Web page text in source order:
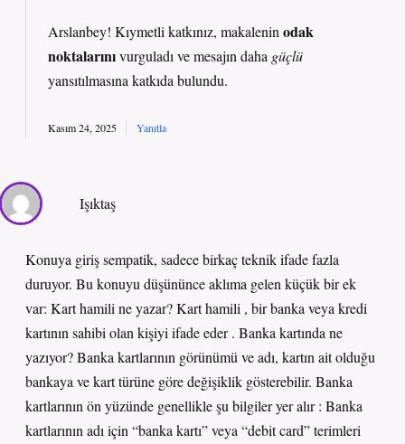
Arslanbey! Kıymetli katkınız, makalenin odak
noktalarınıvurguladı ve mesajın daha güçlü
yansıtılmasına katkıda bulundu.
Kasım 24, 2025 Yanıtla
Işıktaş
Konuya giriş sempatik, sadece birkaç teknik ifade fazla
duruyor. Bu konuyu düşününce aklıma gelen küçük bir ek
var: Kart hamili ne yazar? Kart hamili , bir banka veya kredi
kartının sahibi olan kişiyi ifade eder . Banka kartında ne
yazıyor? Banka kartlarının görünümü ve adı, kartın ait olduğu
bankaya ve kart türüne göre değişiklik gösterebilir. Banka
kartlarının ön yüzünde genellikle şu bilgiler yer alır : Banka
kartlarının adı için “banka kartı” veya “debit card” terimleri